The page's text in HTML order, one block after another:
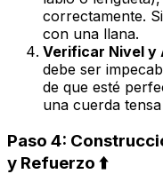
correctamente.
con una llana.
Verificar Nivel y
debe ser
de que esté
una cuerda
Paso 4:
y Refuerzo ⬆️